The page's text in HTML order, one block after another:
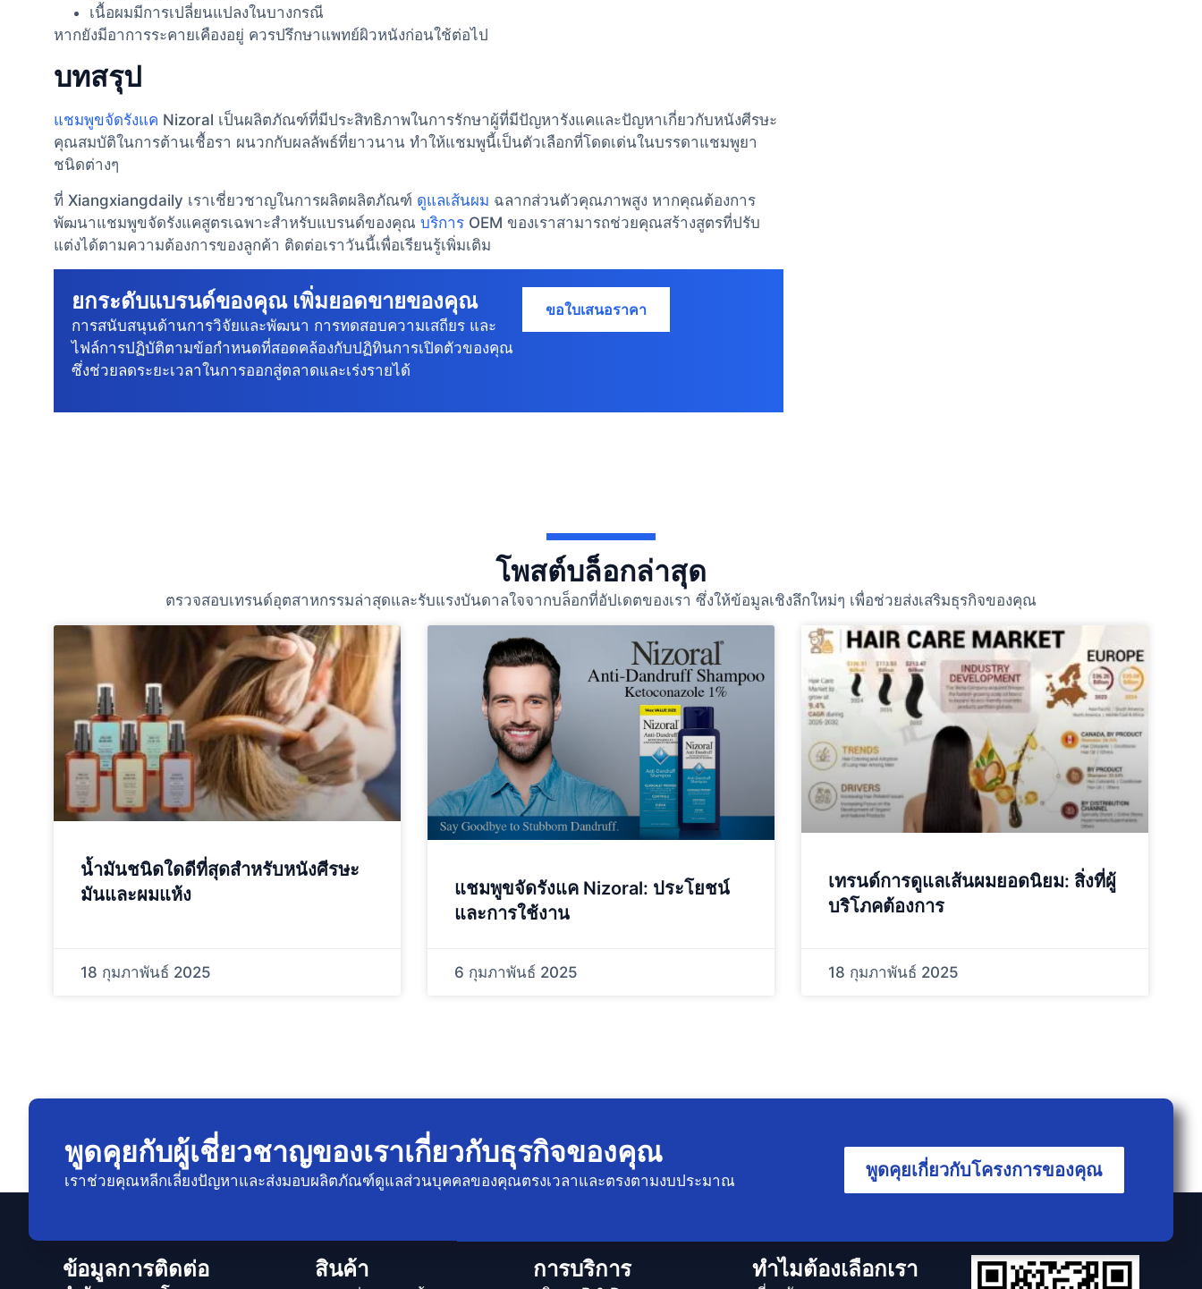
เนื้อผมมีการเปลี่ยนแปลงในบางกรณี
หากยังมีอาการระคายเคืองอยู่ ควรปรึกษาแพทย์ผิวหนังก่อนใช้ต่อไป
บทสรุป
แชมพูขจัดรังแค Nizoral เป็นผลิตภัณฑ์ที่มีประสิทธิภาพในการรักษาผู้ที่มีปัญหารังแคและปัญหาเกี่ยวกับหนังศีรษะ
คุณสมบัติในการต้านเชื้อรา ผนวกกับผลลัพธ์ที่ยาวนาน ทำให้แชมพูนี้เป็นตัวเลือกที่โดดเด่นในบรรดาแชมพูยา
ชนิดต่างๆ
ที่ Xiangxiangdaily เราเชี่ยวชาญในการผลิตผลิตภัณฑ์ ดูแลเส้นผม ฉลากส่วนตัวคุณภาพสูง หากคุณต้องการ
พัฒนาแชมพูขจัดรังแคสูตรเฉพาะสำหรับแบรนด์ของคุณ บริการ OEM ของเราสามารถช่วยคุณสร้างสูตรที่ปรับ
แต่งได้ตามความต้องการของลูกค้า ติดต่อเราวันนี้เพื่อเรียนรู้เพิ่มเติม
ยกระดับแบรนด์ของคุณ เพิ่มยอดขายของคุณ
การสนับสนุนด้านการวิจัยและพัฒนา การทดสอบความเสถียร และ
ไฟล์การปฏิบัติตามข้อกําหนดที่สอดคล้องกับปฏิทินการเปิดตัวของคุณ
ซึ่งช่วยลดระยะเวลาในการออกสู่ตลาดและเร่งรายได้
ขอใบเสนอราคา
โพสต์บล็อกล่าสุด
ตรวจสอบเทรนด์อุตสาหกรรมล่าสุดและรับแรงบันดาลใจจากบล็อกที่อัปเดตของเรา ซึ่งให้ข้อมูลเชิงลึกใหม่ๆ เพื่อช่วยส่งเสริมธุรกิจของคุณ
น้ำมันชนิดใดดีที่สุดสำหรับหนังศีรษะ
มันและผมแห้ง
18 กุมภาพันธ์ 2025
แชมพูขจัดรังแค Nizoral: ประโยชน์
และการใช้งาน
6 กุมภาพันธ์ 2025
เทรนด์การดูแลเส้นผมยอดนิยม: สิ่งที่ผู้
บริโภคต้องการ
18 กุมภาพันธ์ 2025
พูดคุยกับผู้เชี่ยวชาญของเราเกี่ยวกับธุรกิจของคุณ
เราช่วยคุณหลีกเลี่ยงปัญหาและส่งมอบผลิตภัณฑ์ดูแลส่วนบุคคลของคุณตรงเวลาและตรงตามงบประมาณ
พูดคุยเกี่ยวกับโครงการของคุณ
ข้อมูลการติดต่อ สินค้า การบริการ ทำไมต้องเลือกเรา